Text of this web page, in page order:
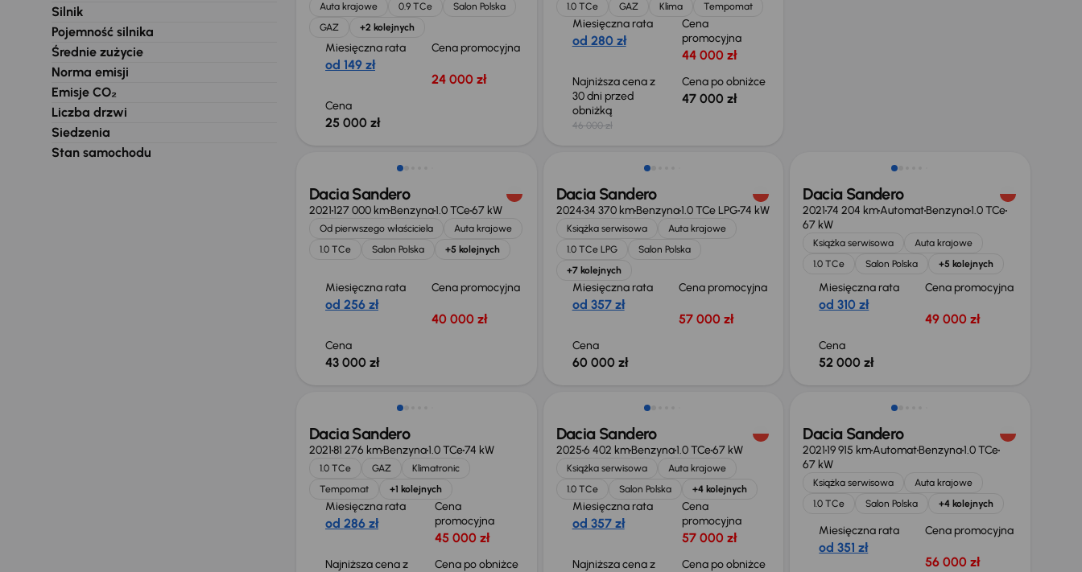
Silnik
Pojemność silnika
Średnie zużycie
Norma emisji
Emisje CO₂
Liczba drzwi
Siedzenia
Stan samochodu
Auta krajowe 0.9 TCe
Salon Polska
GAZ
+2 kolejnych
Miesięczna rata
od 149 zł
Cena promocyjna
24 000 zł
Cena
25 000 zł
1.0 TCe GAZ Klima Tempomat
Miesięczna rata
od 280 zł
Cena
promocyjna
44 000 zł
Najniższa cena z
30 dni przed
obniżką
46 000 zł
Cena po obniżce
47 000 zł
Dacia Sandero
2021127 000 kmBenzyna1.0 TCe67 kW
Od pierwszego właściciela
Auta krajowe
1.0 TCe
Salon Polska +5 kolejnych
Miesięczna rata
od 256 zł
Cena promocyjna
40 000 zł
Cena
43 000 zł
Od nowego taniej o 40 000 zł
Dacia Sandero
202434 370 kmBenzyna1.0 TCe LPG74 kW
Książka serwisowa
Auta krajowe
1.0 TCe LPG
Salon Polska
+7 kolejnych
Miesięczna rata
od 357 zł
Cena promocyjna
57 000 zł
Cena
60 000 zł
Dacia Sandero
202174 204 kmAutomatBenzyna1.0 TCe
67 kW
Książka serwisowa
Auta krajowe
1.0 TCe
Salon Polska +5 kolejnych
Miesięczna rata
od 310 zł
Cena promocyjna
49 000 zł
Cena
52 000 zł
Dacia Sandero
202181 276 kmBenzyna1.0 TCe74 kW
1.0 TCe GAZ
Klimatronic
Tempomat
+1 kolejnych
Miesięczna rata
od 286 zł
Cena
promocyjna
45 000 zł
Najniższa cena z
Cena po obniżce
Taniej o 2 000 zł
Dacia Sandero
20256 402 kmBenzyna1.0 TCe67 kW
Książka serwisowa
Auta krajowe
1.0 TCe
Salon Polska +4 kolejnych
Miesięczna rata
od 357 zł
Cena
promocyjna
57 000 zł
Najniższa cena z
Cena po obniżce
Świeżo skupione
Dacia Sandero
202119 915 kmAutomatBenzyna1.0 TCe
67 kW
Książka serwisowa
Auta krajowe
1.0 TCe
Salon Polska +4 kolejnych
Miesięczna rata
od 351 zł
Cena promocyjna
56 000 zł